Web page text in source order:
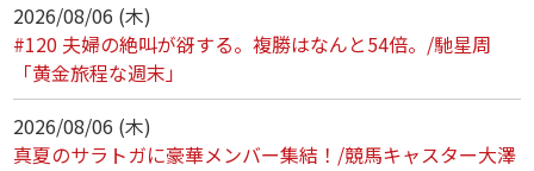
2026/08/06 (木)
#120 夫婦の絶叫が谺する。複勝はなんと54倍。/馳星周
「黄金旅程な週末」
2026/08/06 (木)
真夏のサラトガに豪華メンバー集結！/競馬キャスター大澤